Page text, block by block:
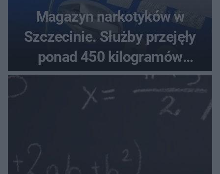
Magazyn narkotyków w
Szczecinie. Służby przejęły
ponad 450 kilogramów
towaru